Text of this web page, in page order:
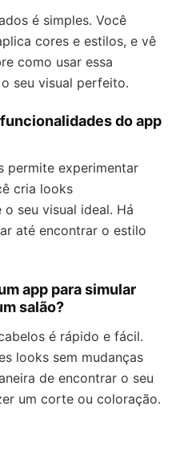
é simples. Você
cores e estilos, e vê
como usar essa
seu visual perfeito.
do app
permite experimentar
cria looks
seu visual ideal. Há
até encontrar o estilo
app para simular
salão?
é rápido e fácil.
looks sem mudanças
de encontrar o seu
um corte ou coloração.